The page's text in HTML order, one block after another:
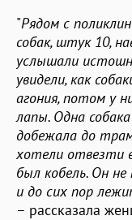
"Рядом с
собак, штук 10,
услышали
увидели, как
агония, потом у
лапы. Одна
добежала до
хотели отвезти
был кобель. Он
и до сих пор
– рассказала